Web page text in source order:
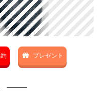
プレゼント